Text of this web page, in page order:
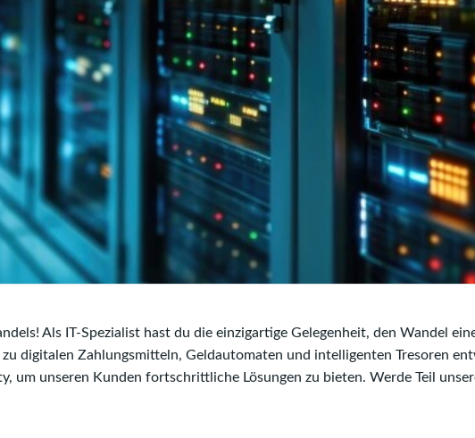
Als IT-Spezialist hast du die einzigartige Gelegenheit, den Wandel
digitalen Zahlungsmitteln, Geldautomaten und intelligenten Tresoren
um unseren Kunden fortschrittliche Lösungen zu bieten. Werde Teil